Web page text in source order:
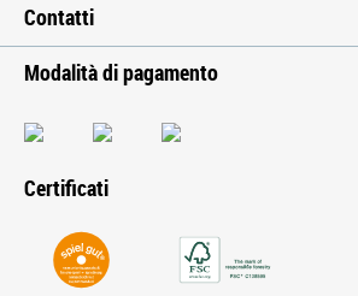
Contatti
Modalità di pagamento
Certificati